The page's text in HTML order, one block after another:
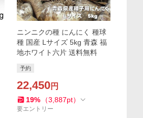
ニンニクの種 にんにく 種球
種 国産 Lサイズ 5kg 青森 福
地ホワイト六片 送料無料
予約
22,450円
19% （3,887pt）
要エントリー